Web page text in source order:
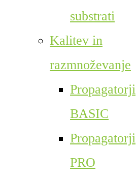
substrati
Kalitev in
razmnoževanje
Propagatorji
BASIC
Propagatorji
PRO